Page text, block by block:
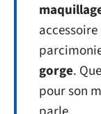
gorge.
pour son